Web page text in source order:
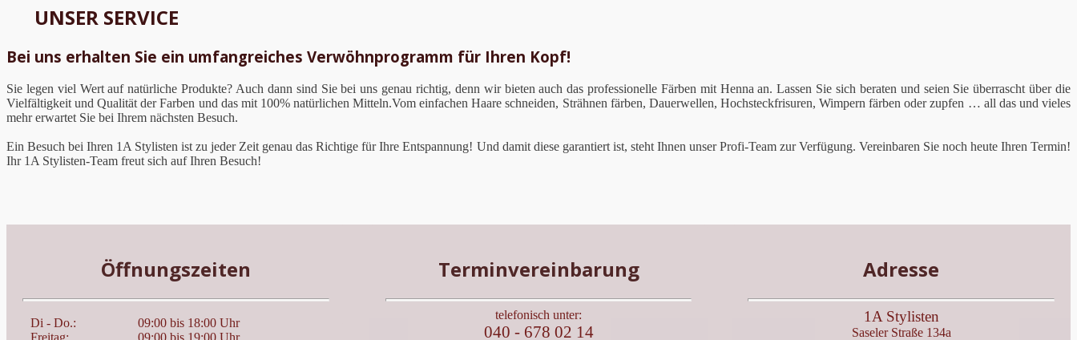
UNSER SERVICE
Bei uns erhalten Sie ein umfangreiches Verwöhnprogramm für Ihren Kopf!
Sie legen viel Wert auf natürliche Produkte? Auch dann sind Sie bei uns genau richtig, denn wir bieten auch das professionelle Färben mit Henna an. Lassen Sie sich beraten und seien Sie überrascht über die
Vielfältigkeit und Qualität der Farben und das mit 100% natürlichen Mitteln.Vom einfachen Haare schneiden, Strähnen färben, Dauerwellen, Hochsteckfrisuren, Wimpern färben oder zupfen … all das und vieles
mehr erwartet Sie bei Ihrem nächsten Besuch.
Ein Besuch bei Ihren 1A Stylisten ist zu jeder Zeit genau das Richtige für Ihre Entspannung! Und damit diese garantiert ist, steht Ihnen unser Profi-Team zur Verfügung. Vereinbaren Sie noch heute Ihren Termin!
Ihr 1A Stylisten-Team freut sich auf Ihren Besuch!
Öffnungszeiten
Di - Do.:
09:00 bis 18:00 Uhr
Terminvereinbarung
telefonisch unter:
040 - 678 02 14
Adresse
1A Stylisten
Saseler Straße 134a